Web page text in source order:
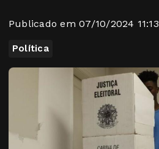
Publicado em 07/10/2024 11:13
Política